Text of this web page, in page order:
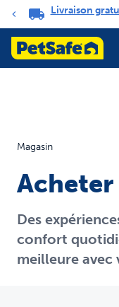
Carrousel de
Livraison
Magasin
Des
confort
meilleure avec